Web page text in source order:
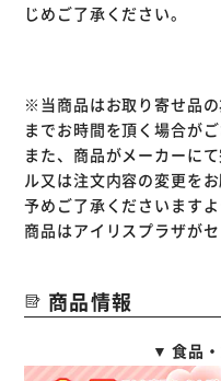
じめご了承ください。
※当商品はお取り寄せ品
までお時間を頂く場合がご
また、商品がメーカーに
ル又は注文内容の変更を
予めご了承くださいます
商品はアイリスプラザが
商品情報
▼ 食品